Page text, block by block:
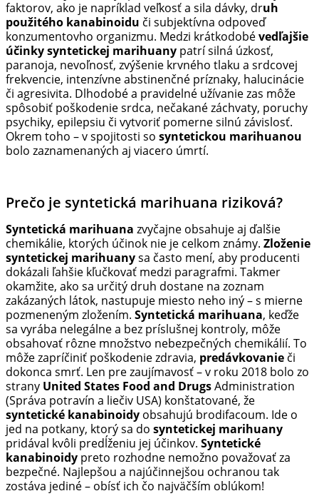
faktorov, ako je napríklad veľkosť a sila dávky, druh
použitého kanabinoidu či subjektívna odpoveď
konzumentovho organizmu. Medzi krátkodobévedľajšie
účinky syntetickej marihuany patrí silná úzkosť,
paranoja, nevoľnosť, zvýšenie krvného tlaku a srdcovej
frekvencie, intenzívne abstinenčné príznaky, halucinácie
či agresivita. Dlhodobé a pravidelné užívanie zas môže
spôsobiť poškodenie srdca, nečakané záchvaty, poruchy
psychiky, epilepsiu či vytvoriť pomerne silnú závislosť.
Okrem toho – v spojitosti so syntetickou marihuanou
bolo zaznamenaných aj viacero úmrtí.
Prečo je syntetická marihuana riziková?
Syntetická marihuana zvyčajne obsahuje aj ďalšie
chemikálie, ktorých účinok nie je celkom známy. Zloženie
syntetickej marihuanysa často mení, aby producenti
dokázali ľahšie kľučkovať medzi paragrafmi. Takmer
okamžite, ako sa určitý druh dostane na zoznam
zakázaných látok, nastupuje miesto neho iný – s mierne
pozmeneným zložením. Syntetická marihuana, keďže
sa vyrába nelegálne a bez príslušnej kontroly, môže
obsahovať rôzne množstvo nebezpečných chemikálií. To
môže zapríčiniť poškodenie zdravia, predávkovanie či
dokonca smrť. Len pre zaujímavosť – v roku 2018 bolo zo
strany United States Food and DrugsAdministration
(Správa potravín a liečiv USA) konštatované, že
syntetické kanabinoidy obsahujú brodifacoum. Ide o
jed na potkany, ktorý sa do syntetickej marihuany
pridával kvôli predĺženiu jej účinkov. Syntetické
kanabinoidy preto rozhodne nemožno považovať za
bezpečné. Najlepšou a najúčinnejšou ochranou tak
zostáva jediné – obísť ich čo najväčším oblúkom!